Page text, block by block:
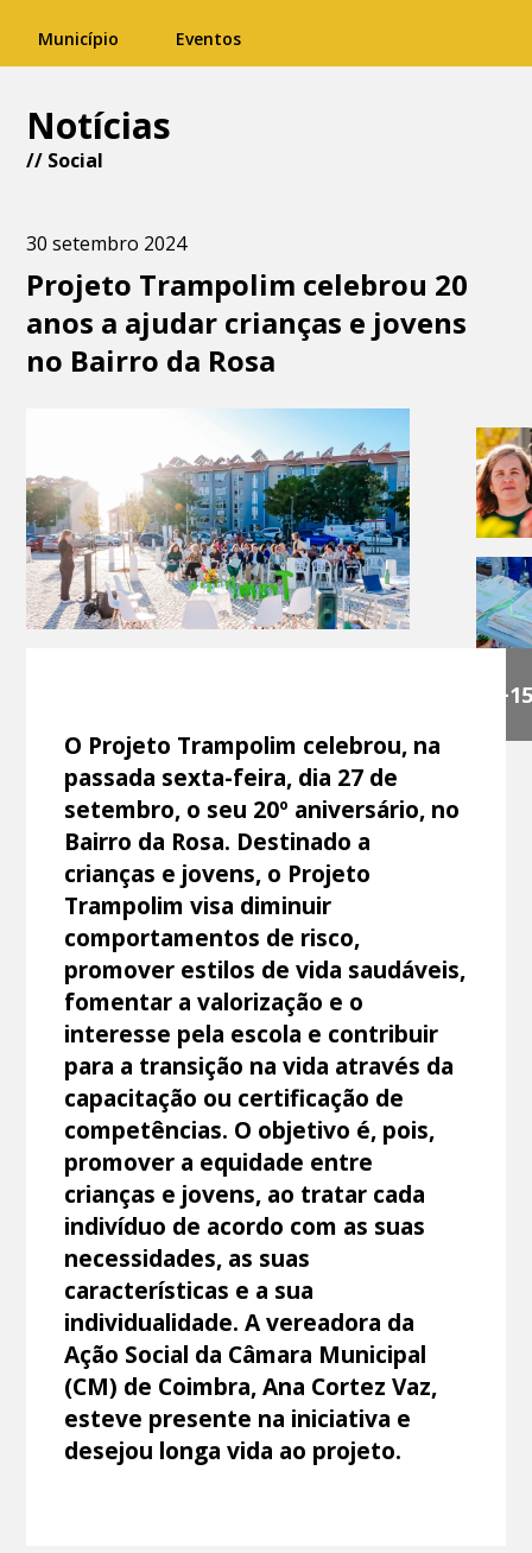
Município Eventos
Notícias
// Social
30 setembro 2024
Projeto Trampolim celebrou 20
anos a ajudar crianças e jovens
no Bairro da Rosa
+15
O Projeto Trampolim celebrou, na
passada sexta-feira, dia 27 de
setembro, o seu 20º aniversário, no
Bairro da Rosa. Destinado a
crianças e jovens, o Projeto
Trampolim visa diminuir
comportamentos de risco,
promover estilos de vida saudáveis,
fomentar a valorização e o
interesse pela escola e contribuir
para a transição na vida através da
capacitação ou certificação de
competências. O objetivo é, pois,
promover a equidade entre
crianças e jovens, ao tratar cada
indivíduo de acordo com as suas
necessidades, as suas
características e a sua
individualidade. A vereadora da
Ação Social da Câmara Municipal
(CM) de Coimbra, Ana Cortez Vaz,
esteve presente na iniciativa e
desejou longa vida ao projeto.